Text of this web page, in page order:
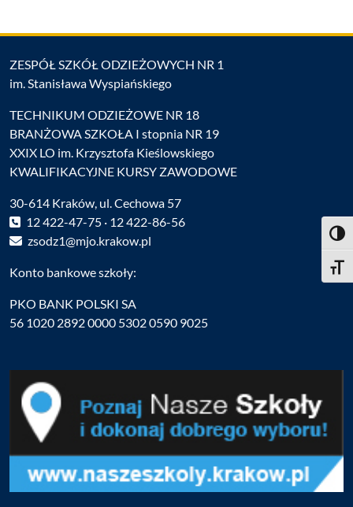
ZESPÓŁ SZKÓŁ ODZIEŻOWYCH NR 1
im. Stanisława Wyspiańskiego
TECHNIKUM ODZIEŻOWE NR 18
BRANŻOWA SZKOŁA I stopnia NR 19
XXIX LO im. Krzysztofa Kieślowskiego
KWALIFIKACYJNE KURSY ZAWODOWE
30-614 Kraków, ul. Cechowa 57
12 422-47-75 · 12 422-86-56
zsodz1@mjo.krakow.pl
Konto bankowe szkoły:
PKO BANK POLSKI SA
56 1020 2892 0000 5302 0590 9025